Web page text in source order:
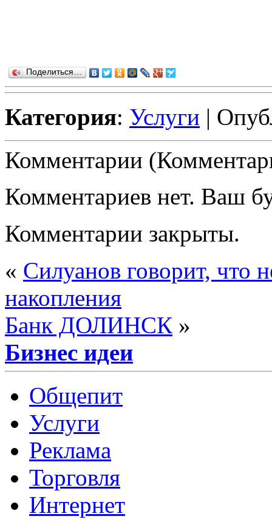
Поделиться…
Категория: Услуги |
Комментарии
Комментариев нет. Ваш
Комментарии закрыты.
« Силуанов говорит, что
накопления
Банк ДОЛИНСК »
Бизнес идеи
Общепит
Услуги
Реклама
Торговля
Интернет